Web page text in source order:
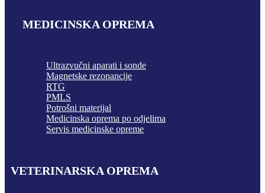
MEDICINSKA OPREMA
Ultrazvučni aparati i sonde
Magnetske rezonancije
RTG
PMLS
Potrošni materijal
Medicinska oprema po odjelima
Servis medicinske opreme
VETERINARSKA OPREMA